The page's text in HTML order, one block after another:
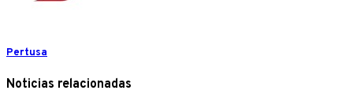
Pertusa
Noticias relacionadas